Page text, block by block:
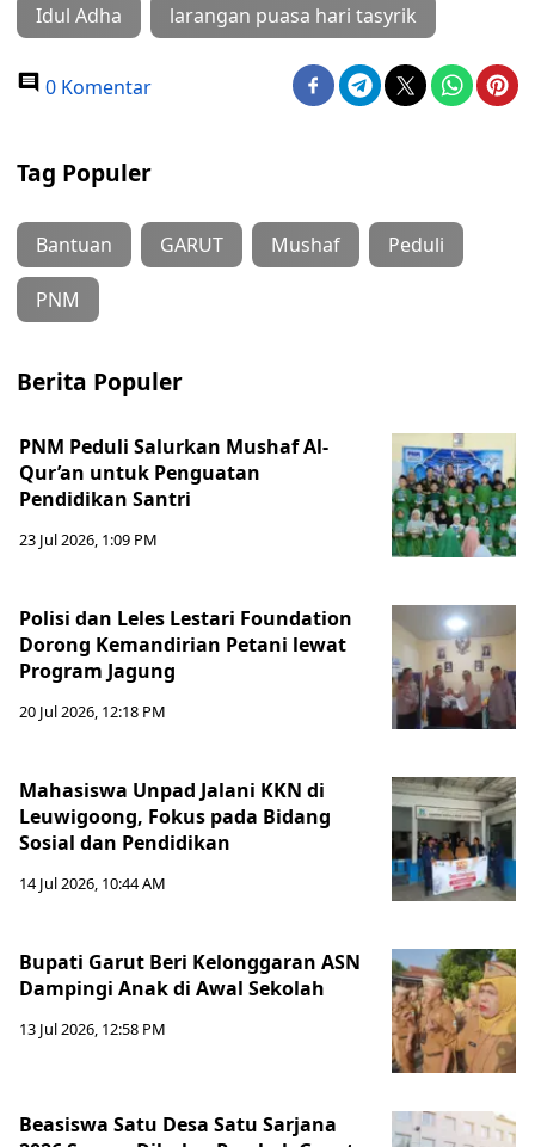
Idul Adha larangan puasa hari tasyrik
0 Komentar
Tag Populer
Bantuan GARUT Mushaf Peduli
PNM
Berita Populer
PNM Peduli Salurkan Mushaf Al-
Qur’an untuk Penguatan
Pendidikan Santri
23 Jul 2026, 1:09 PM
Polisi dan Leles Lestari Foundation
Dorong Kemandirian Petani lewat
Program Jagung
20 Jul 2026, 12:18 PM
Mahasiswa Unpad Jalani KKN di
Leuwigoong, Fokus pada Bidang
Sosial dan Pendidikan
14 Jul 2026, 10:44 AM
Bupati Garut Beri Kelonggaran ASN
Dampingi Anak di Awal Sekolah
13 Jul 2026, 12:58 PM
Beasiswa Satu Desa Satu Sarjana